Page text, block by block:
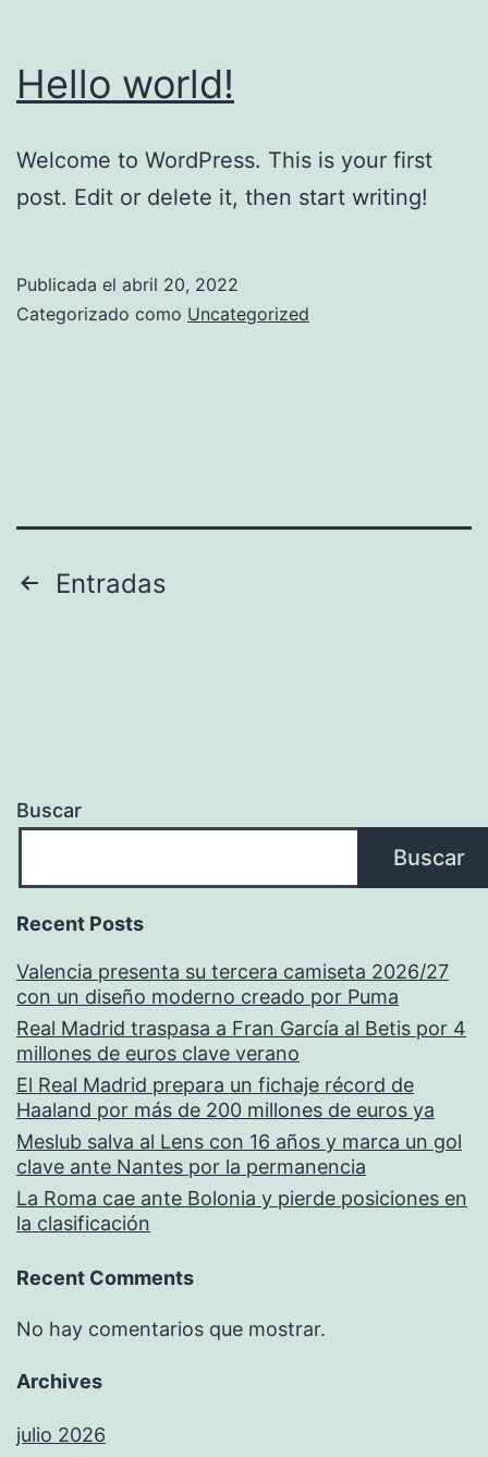
Hello world!
Welcome to WordPress. This is your first
post. Edit or delete it, then start writing!
Publicada el abril 20, 2022
Categorizado como Uncategorized
Paginación
Entradas
Buscar
Buscar
Recent Posts
Valencia presenta su tercera camiseta 2026/27
con un diseño moderno creado por Puma
Real Madrid traspasa a Fran García al Betis por 4
millones de euros clave verano
El Real Madrid prepara un fichaje récord de
Haaland por más de 200 millones de euros ya
Meslub salva al Lens con 16 años y marca un gol
clave ante Nantes por la permanencia
La Roma cae ante Bolonia y pierde posiciones en
la clasificación
Recent Comments
No hay comentarios que mostrar.
Archives
julio 2026